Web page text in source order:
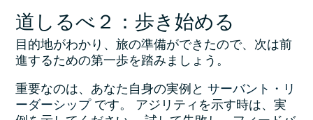
道しるべ２：歩き始める
目的地がわかり、旅の準備ができたので、次は前
進するための第一歩を踏みましょう。
重要なのは、あなた自身の実例とサーバント・リ
ーダーシップ です。 アジリティを示す時は、実